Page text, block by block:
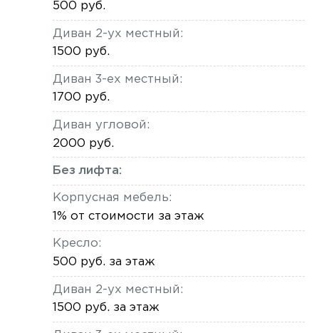
500 руб.
Диван 2-ух местный:
1500 руб.
Диван 3-ех местный:
1700 руб.
Диван угловой:
2000 руб.
Без лифта:
Корпусная мебель:
1% от стоимости за этаж
Кресло:
500 руб. за этаж
Диван 2-ух местный:
1500 руб. за этаж